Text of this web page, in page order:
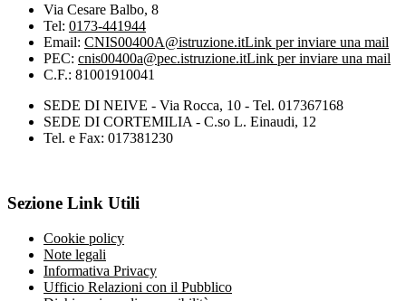
Via Cesare Balbo, 8
Tel: 0173-441944
Email: CNIS00400A@istruzione.itLink per inviare una mail
PEC: cnis00400a@pec.istruzione.itLink per inviare una mail
C.F.: 81001910041
SEDE DI NEIVE - Via Rocca, 10 - Tel. 017367168
SEDE DI CORTEMILIA - C.so L. Einaudi, 12
Tel. e Fax: 017381230
Sezione Link Utili
Cookie policy
Note legali
Informativa Privacy
Ufficio Relazioni con il Pubblico